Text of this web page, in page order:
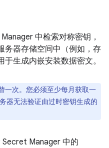
中检索对称密钥，
务器存储空间中（例如，存
生成内嵌安装数据密文。
一次。您必须至少每月获取一
器无法验证由过时密钥生成的
Secret Manager 中的